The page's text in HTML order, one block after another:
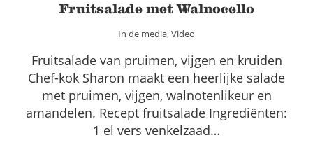
Fruitsalade met Walnocello
In de media, Video
Fruitsalade van pruimen, vijgen en kruiden
Chef-kok Sharon maakt een heerlijke salade
met pruimen, vijgen, walnotenlikeur en
amandelen. Recept fruitsalade Ingrediënten:
1 el vers venkelzaad…